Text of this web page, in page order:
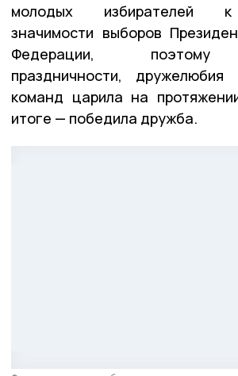
молодых избирателей к
значимости выборов
Федерации, поэтому
праздничности,
команд царила на
итоге — победила дружба.